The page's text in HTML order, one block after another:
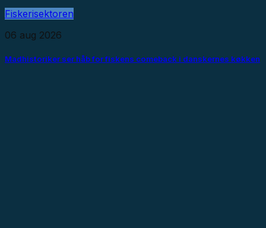
Fiskerisektoren
06 aug 2026
Madhistoriker ser håb for fiskens comeback i danskernes køkken